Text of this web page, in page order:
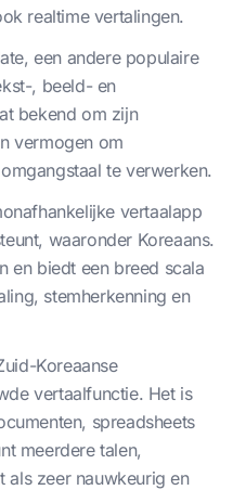
realtime vertalingen.
een andere populaire
, beeld- en
bekend om zijn
vermogen om
te verwerken.
vertaalapp
waaronder Koreaans.
en biedt een breed scala
stemherkenning en
Koreaanse
vertaalfunctie. Het is
spreadsheets
meerdere talen,
als zeer nauwkeurig en